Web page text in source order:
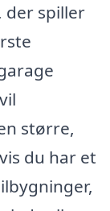
der spiller
større,
du har et